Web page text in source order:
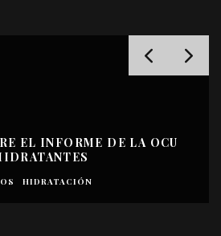
EL INFORME DE LA OCU
HIDRATACIÓN